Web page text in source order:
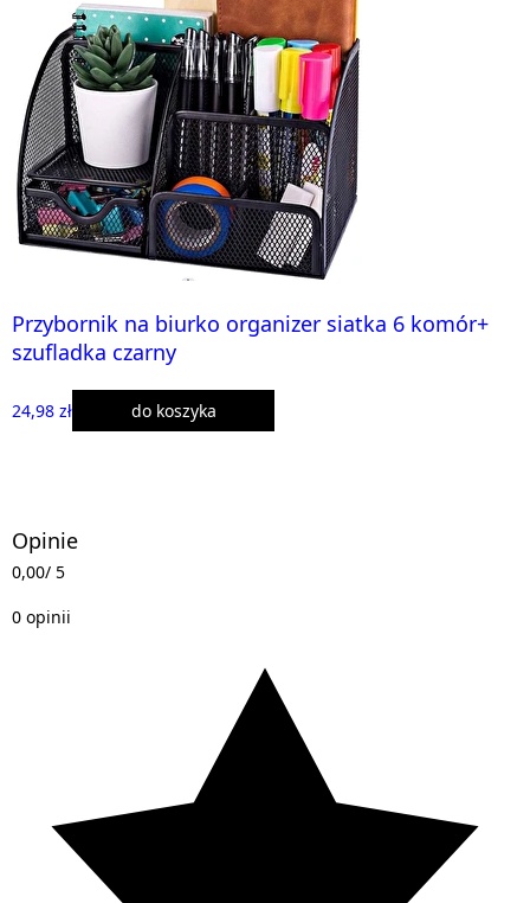
Przybornik na biurko organizer siatka 6 komór+
szufladka czarny
24,98 zł do koszyka
Opinie
0,00/ 5
0 opinii